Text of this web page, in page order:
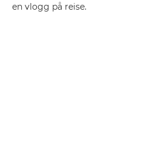
en vlogg på reise.